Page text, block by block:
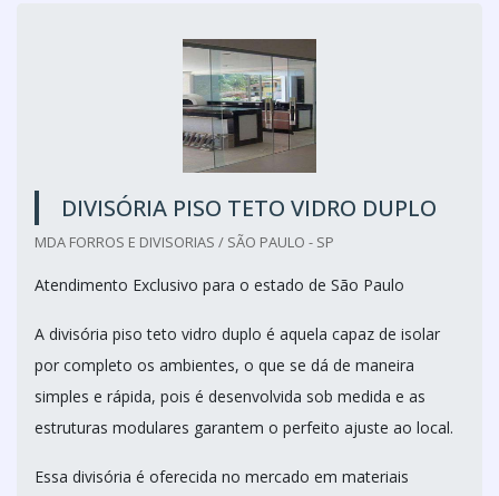
DIVISÓRIA PISO TETO VIDRO DUPLO
MDA FORROS E DIVISORIAS / SÃO PAULO - SP
Atendimento Exclusivo para o estado de São Paulo
A divisória piso teto vidro duplo é aquela capaz de isolar
por completo os ambientes, o que se dá de maneira
simples e rápida, pois é desenvolvida sob medida e as
estruturas modulares garantem o perfeito ajuste ao local.
Essa divisória é oferecida no mercado em materiais